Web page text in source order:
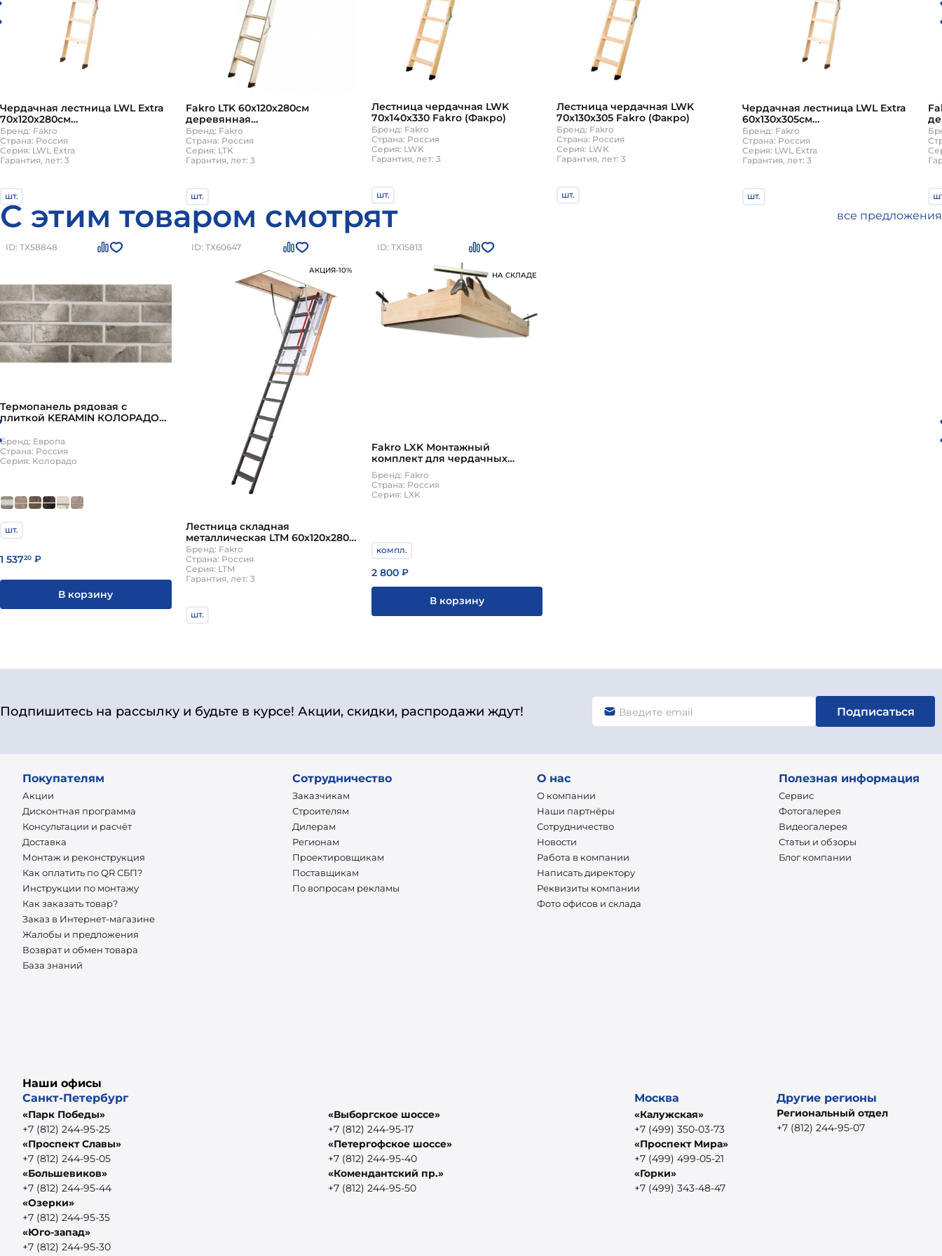
Чердачная лестница LWL Extra
70х120х280см
теплоизоляционная Факро
Бренд: Fakro
Страна: Россия
Серия: LWL Extra
Гарантия, лет: 3
шт.
38 610 ₽42 900 ₽
Fakro LTK 60х120х280см
деревянная
теплоизоляционная чердачная
лестница (Факро)
Бренд: Fakro
Страна: Россия
Серия: LTK
Гарантия, лет: 3
шт.
28 260₽31 400₽
Лестница чердачная LWK
70х140х330 Fakro (Факро)
Бренд: Fakro
Страна: Россия
Серия: LWK
Гарантия, лет: 3
шт.
32 580
Лестница чердачная LWK
70х130х305 Fakro (Факро)
Бренд: Fakro
Страна: Россия
Серия: LWK
Гарантия, лет: 3
шт.
Чердачная лестница LWL Extra
60х130х305см
теплоизоляционная Факро
Бренд: Fakro
Страна: Россия
Серия: LWL Extra
Гарантия, лет: 3
шт.
С этим товаром смотрят все предложения
ID: ТХ58848
Термопанель рядовая с
плиткой KERAMIN КОЛОРАДО
ЕВРОПА
Бренд: Европа
Страна: Россия
Серия: Колорадо
шт.
1 53720 ₽
В корзину
ID: ТХ60647
АКЦИЯ-10%
Лестница складная
металлическая LTM 60х120х280
Fakro
Бренд: Fakro
Страна: Россия
Серия: LTM
Гарантия, лет: 3
шт.
ID: ТХ15813
НА СКЛАДЕ
Fakro LXK Монтажный
комплект для чердачных
лестниц (Факро)
Бренд: Fakro
Страна: Россия
Серия: LXK
компл.
2 800₽
В корзину
Подпишитесь на рассылку и будьте в курсе! Акции, скидки, распродажи ждут! Подписаться
Покупателям
Акции
Дисконтная программа
Консультации и расчёт
Доставка
Монтаж и реконструкция
Как оплатить по QR СБП?
Инструкции по монтажу
Как заказать товар?
Заказ в Интернет-магазине
Жалобы и предложения
Возврат и обмен товара
База знаний
Сотрудничество
Заказчикам
Строителям
Дилерам
Регионам
Проектировщикам
Поставщикам
По вопросам рекламы
О нас
О компании
Наши партнёры
Сотрудничество
Новости
Работа в компании
Написать директору
Реквизиты компании
Фото офисов и склада
Полезная информация
Сервис
Фотогалерея
Видеогалерея
Статьи и обзоры
Блог компании
Наши офисы
Санкт-Петербург
«Парк Победы»
+7 (812) 244-95-25
«Проспект Славы»
+7 (812) 244-95-05
«Большевиков»
+7 (812) 244-95-44
«Озерки»
+7 (812) 244-95-35
«Юго-запад»
+7 (812) 244-95-30
«Выборгское шоссе»
+7 (812) 244-95-17
«Петергофское шоссе»
+7 (812) 244-95-40
«Комендантский пр.»
+7 (812) 244-95-50
Москва
«Калужская»
+7 (499) 350-03-73
«Проспект Мира»
+7 (499) 499-05-21
«Горки»
+7 (499) 343-48-47
Другие регионы
Региональный отдел
+7 (812) 244-95-07